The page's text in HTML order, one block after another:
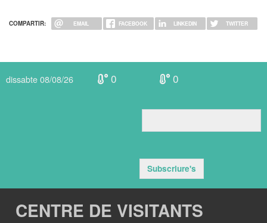
COMPARTIR: EMAIL FACEBOOK LINKEDIN TWITTER
dissabte 08/08/26 0 0
Subscriure's
CENTRE DE VISITANTS